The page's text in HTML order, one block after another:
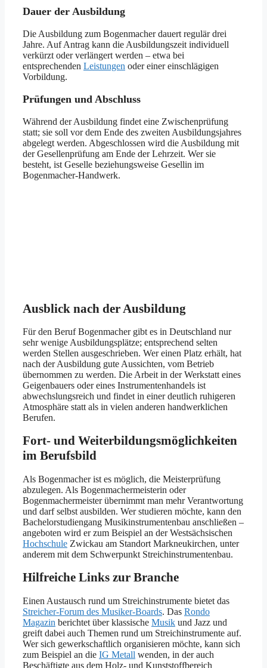
Dauer der Ausbildung
Die Ausbildung zum Bogenmacher dauert regulär drei
Jahre. Auf Antrag kann die Ausbildungszeit individuell
verkürzt oder verlängert werden – etwa bei
entsprechenden Leistungen oder einer einschlägigen
Vorbildung.
Prüfungen und Abschluss
Während der Ausbildung findet eine Zwischenprüfung
statt; sie soll vor dem Ende des zweiten Ausbildungsjahres
abgelegt werden. Abgeschlossen wird die Ausbildung mit
der Gesellenprüfung am Ende der Lehrzeit. Wer sie
besteht, ist Geselle beziehungsweise Gesellin im
Bogenmacher-Handwerk.
Ausblick nach der Ausbildung
Für den Beruf Bogenmacher gibt es in Deutschland nur
sehr wenige Ausbildungsplätze; entsprechend selten
werden Stellen ausgeschrieben. Wer einen Platz erhält, hat
nach der Ausbildung gute Aussichten, vom Betrieb
übernommen zu werden. Die Arbeit in der Werkstatt eines
Geigenbauers oder eines Instrumentenhandels ist
abwechslungsreich und findet in einer deutlich ruhigeren
Atmosphäre statt als in vielen anderen handwerklichen
Berufen.
Fort- und Weiterbildungsmöglichkeiten
im Berufsbild
Als Bogenmacher ist es möglich, die Meisterprüfung
abzulegen. Als Bogenmachermeisterin oder
Bogenmachermeister übernimmt man mehr Verantwortung
und darf selbst ausbilden. Wer studieren möchte, kann den
Bachelorstudiengang Musikinstrumentenbau anschließen –
angeboten wird er zum Beispiel an der Westsächsischen
Hochschule Zwickau am Standort Markneukirchen, unter
anderem mit dem Schwerpunkt Streichinstrumentenbau.
Hilfreiche Links zur Branche
Einen Austausch rund um Streichinstrumente bietet das
Streicher-Forum des Musiker-Boards. Das Rondo
Magazin berichtet über klassische Musik und Jazz und
greift dabei auch Themen rund um Streichinstrumente auf.
Wer sich gewerkschaftlich organisieren möchte, kann sich
zum Beispiel an die IG Metall wenden, in der auch
Beschäftigte aus dem Holz- und Kunststoffbereich